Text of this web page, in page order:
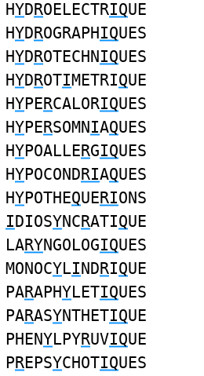
HYDROELECTRIQUE
YDROGRAPHIQUES
HYDROTECHNIQUES
YDROTIMETRIQUE
HYPERCALORIQUES
HYPERSOMNIAQUES
HYPOALLERGIQUES
YPOCONDRIAQUES
HYPOTHEQUERIONS
IDIOSYNCRATIQUE
LARYNGOLOGIQUES
YLINDRIQUE
PARAPHYLETIQUES
PARASYNTHETIQUE
YLPYRUVIQUE
PREPSYCHOTIQUES